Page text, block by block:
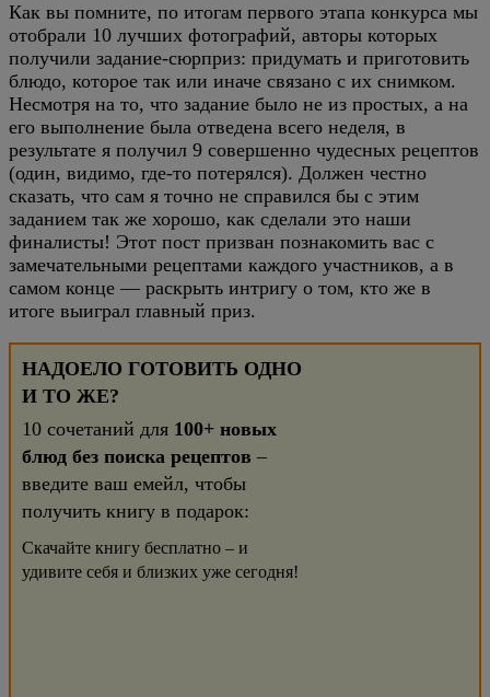
Как вы помните, по итогам первого этапа конкурса мы
отобрали 10 лучших фотографий, авторы которых
получили задание-сюрприз: придумать и приготовить
блюдо, которое так или иначе связано с их снимком.
Несмотря на то, что задание было не из простых, а на
его выполнение была отведена всего неделя, в
результате я получил 9 совершенно чудесных рецептов
(один, видимо, где-то потерялся). Должен честно
сказать, что сам я точно не справился бы с этим
заданием так же хорошо, как сделали это наши
финалисты! Этот пост призван познакомить вас с
замечательными рецептами каждого участников, а в
самом конце — раскрыть интригу о том, кто же в
итоге выиграл главный приз.
НАДОЕЛО ГОТОВИТЬ ОДНО
И ТО ЖЕ?
10 сочетаний для 100+ новых
блюд без поиска рецептов –
введите ваш емейл, чтобы
получить книгу в подарок:
Скачайте книгу бесплатно – и
удивите себя и близких уже сегодня!